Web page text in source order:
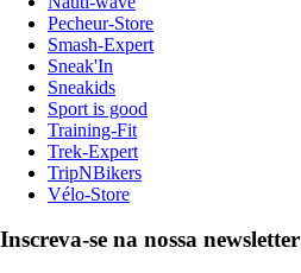
Pecheur-Store
Smash-Expert
Sneak'In
Sneakids
Sport is good
Training-Fit
Trek-Expert
TripNBikers
Vélo-Store
Inscreva-se na nossa newsletter